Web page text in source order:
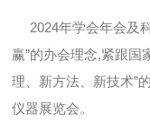
2024年学会年会及
赢”的办会理念,紧跟国
理、新方法、新技术”
仪器展览会。